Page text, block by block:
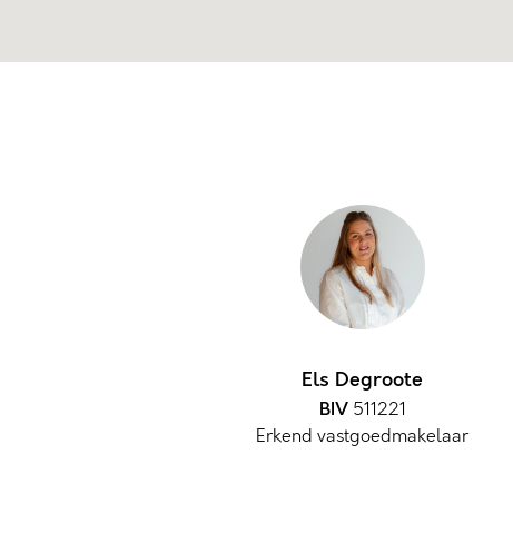
Els Degroote
BIV511221
Erkend vastgoedmakelaar